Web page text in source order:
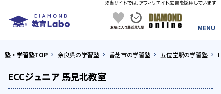
塾・学習塾TOP 奈良県の学習塾 香芝市の学習塾 五位堂駅の学習塾
ECCジュニア 馬見北教室